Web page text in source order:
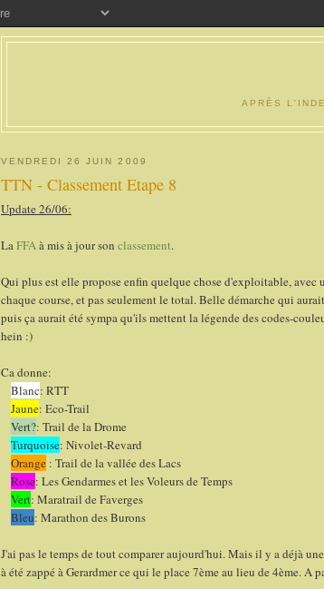
APRÈS
VENDREDI 26 JUIN 2009
TTN - Classement Etape 8
Update 26/06:
LaFFAà mis à jour son classement.
Qui plus est elle propose enfin quelque chose d'exploitable,
chaque course, et pas seulement le total. Belle démarche qui
puis ça aurait été sympa qu'ils mettent la légende des codes-
hein :)
Ca donne:
Blanc: RTT
Jaune: Eco-Trail
Vert?: Trail de la Drome
Turquoise: Nivolet-Revard
Orange : Trail de la vallée des Lacs
Rose: Les Gendarmes et les Voleurs de Temps
Vert: Maratrail de Faverges
Bleu: Marathon des Burons
J'ai pas le temps de tout comparer aujourd'hui. Mais il y a déjà
à été zappé à Gerardmer ce qui le place 7ème au lieu de 4ème. A